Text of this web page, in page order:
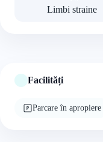
Limbi straine
Facilități
Parcare în apropiere